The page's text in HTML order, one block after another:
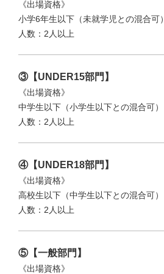
《出場資格》
小学6年生以下（未就学児との混合可）
人数：2人以上
③【UNDER15部門】
《出場資格》
中学生以下（小学生以下との混合可）
人数：2人以上
④【UNDER18部門】
《出場資格》
高校生以下（中学生以下との混合可）
人数：2人以上
⑤【一般部門】
《出場資格》